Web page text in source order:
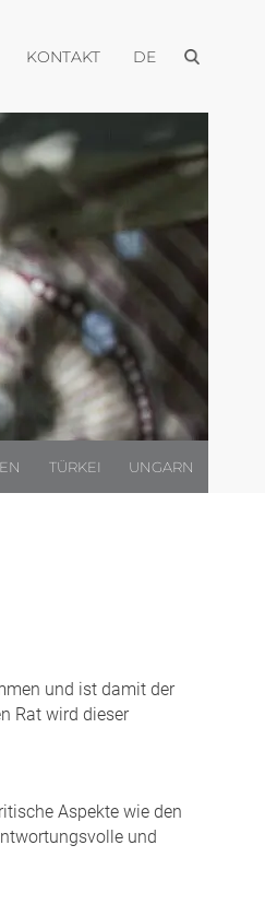
Menü öffnen
KONTAKTMenü öffnen
DE Menü öffnen
TÜRKEI UNGARN
und ist damit der
Rat wird dieser
Aspekte wie den
und